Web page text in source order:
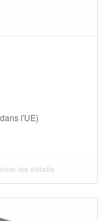
l'UE)
les détails